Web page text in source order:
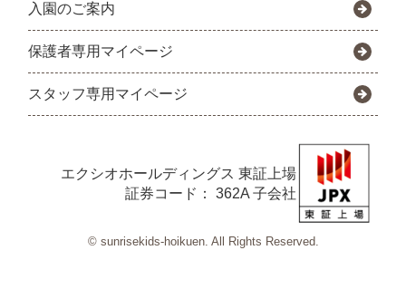
入園のご案内
保護者専用マイページ
スタッフ専用マイページ
エクシオホールディングス 東証上場
証券コード： 362A 子会社
© sunrisekids-hoikuen. All Rights Reserved.